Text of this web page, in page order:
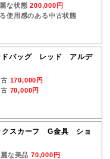
な状態200,000円
使用感のある中古状態
バッグ レッド アルデ
170,000円
70,000円
クスカーフ G金具 ショ
な美品70,000円